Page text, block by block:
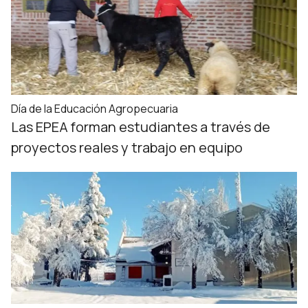
Día de la Educación Agropecuaria
Las EPEA forman estudiantes a través de
proyectos reales y trabajo en equipo